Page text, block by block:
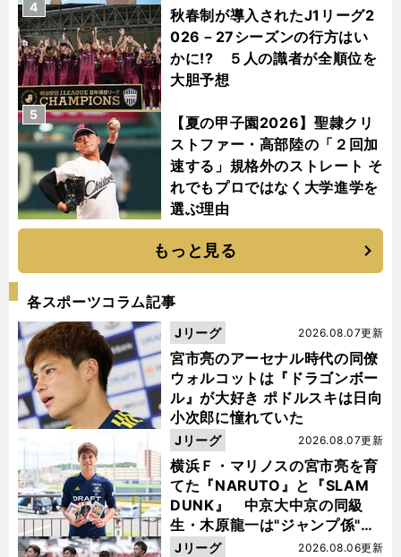
秋春制が導入されたJ1リーグ2
026－27シーズンの行方はい
かに!? ５人の識者が全順位を
大胆予想
4
【夏の甲子園2026】聖隷クリ
ストファー・高部陸の「２回加
速する」規格外のストレート そ
れでもプロではなく大学進学を
選ぶ理由
5
もっと見る
各スポーツコラム記事
宮市亮のアーセナル時代の同僚
ウォルコットは『ドラゴンボー
ル』が大好き ポドルスキは日向
小次郎に憧れていた
2026.08.07更新
Jリーグ
横浜Ｆ・マリノスの宮市亮を育
てた『NARUTO』と『SLAM
DUNK』 中京大中京の同級
生・木原龍一は"ジャンプ係"だ
った
2026.08.07更新
Jリーグ
2026.08.06更新
Jリーグ